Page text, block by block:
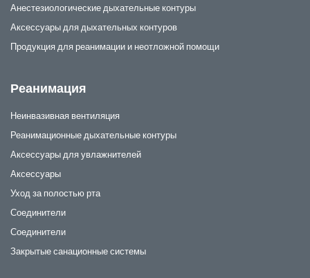
Анестезиологические дыхательные контуры
Аксессуары для дыхательных контуров
Продукция для реанимации и неотложной помощи
Реанимация
Неинвазивная вентиляция
Реанимационные дыхательные контуры
Аксессуары для увлажнителей
Аксессуары
Уход за полостью рта
Соединители
Соединители
Закрытые санационные системы